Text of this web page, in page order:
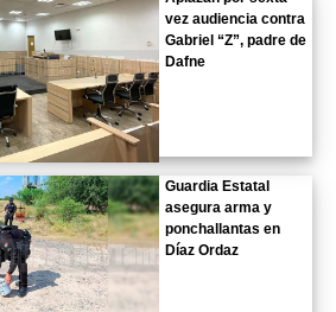
vez audiencia contra
Gabriel “Z”, padre de
Dafne
Guardia Estatal
asegura arma y
ponchallantas en
Díaz Ordaz